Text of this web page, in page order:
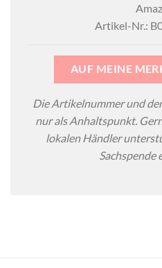
Artikel-Nr.:
AUF MEINE
Die Artikelnummer und
nur als Anhaltspunkt.
lokalen Händler
Sachspende